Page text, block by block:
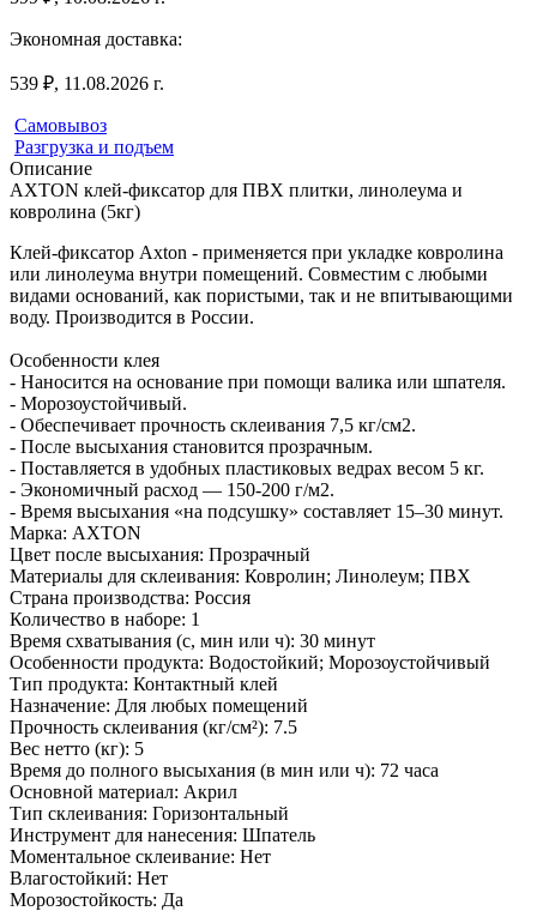
Экономная доставка:
539 ₽, 11.08.2026 г.
Самовывоз
Разгрузка и подъем
Описание
AXTON клей-фиксатор для ПВХ плитки, линолеума и
ковролина (5кг)
Клей-фиксатор Axton - применяется при укладке ковролина
или линолеума внутри помещений. Совместим с любыми
видами оснований, как пористыми, так и не впитывающими
воду. Производится в России.
Особенности клея
- Наносится на основание при помощи валика или шпателя.
- Морозоустойчивый.
- Обеспечивает прочность склеивания 7,5 кг/см2.
- После высыхания становится прозрачным.
- Поставляется в удобных пластиковых ведрах весом 5 кг.
- Экономичный расход — 150-200 г/м2.
- Время высыхания «на подсушку» составляет 15–30 минут.
Марка: AXTON
Цвет после высыхания: Прозрачный
Материалы для склеивания: Ковролин; Линолеум; ПВХ
Страна производства: Россия
Количество в наборе: 1
Время схватывания (с, мин или ч): 30 минут
Особенности продукта: Водостойкий; Морозоустойчивый
Тип продукта: Контактный клей
Назначение: Для любых помещений
Прочность склеивания (кг/см²): 7.5
Вес нетто (кг): 5
Время до полного высыхания (в мин или ч): 72 часа
Основной материал: Акрил
Тип склеивания: Горизонтальный
Инструмент для нанесения: Шпатель
Моментальное склеивание: Нет
Влагостойкий: Нет
Морозостойкость: Да